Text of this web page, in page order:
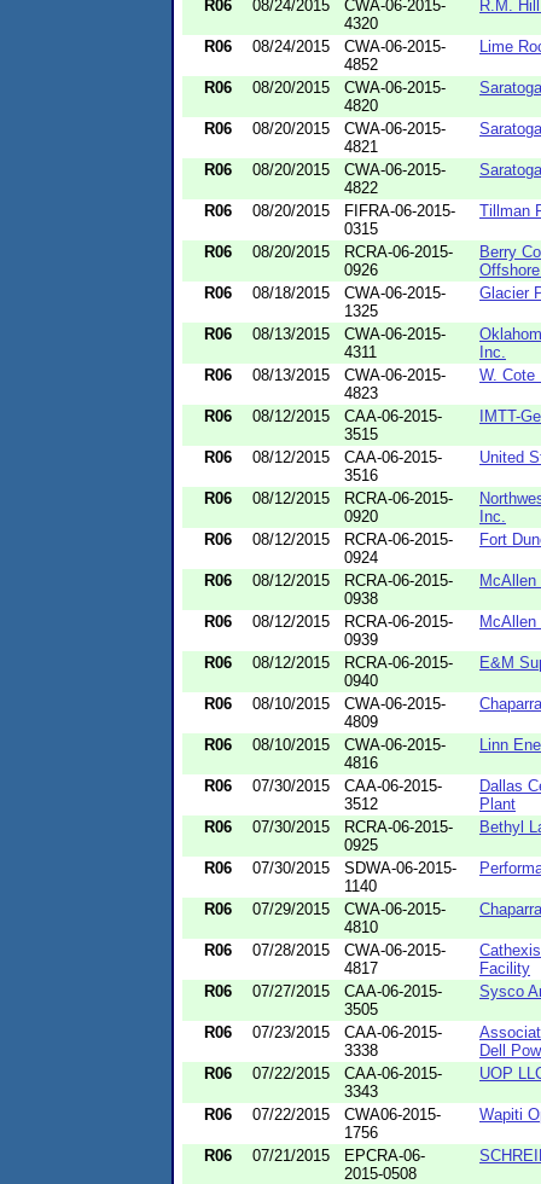
R06 08/24/2015
CWA-06-2015-
4320
R.M.
R06 08/24/2015
CWA-06-2015-
4852
Lime
R06 08/20/2015
CWA-06-2015-
4820
R06 08/20/2015
CWA-06-2015-
4821
R06 08/20/2015
CWA-06-2015-
4822
R06 08/20/2015
FIFRA-06-2015-
0315
Tillman
R06 08/20/2015
RCRA-06-2015-
0926
Berry
R06
08/18/2015
CWA-06-2015-
1325
Glacier
R06 08/13/2015
CWA-06-2015-
4311
Inc.
R06
08/13/2015
CWA-06-2015-
4823
W. Cote
R06 08/12/2015
CAA-06-2015-
3515
IMTT-
R06 08/12/2015
CAA-06-2015-
3516
United
R06 08/12/2015
RCRA-06-2015-
0920
Inc.
R06
08/12/2015
RCRA-06-2015-
0924
Fort
R06 08/12/2015
RCRA-06-2015-
0938
McAllen
R06 08/12/2015
RCRA-06-2015-
0939
McAllen
R06 08/12/2015
RCRA-06-2015-
0940
E&M
R06 08/10/2015
CWA-06-2015-
4809
R06 08/10/2015
CWA-06-2015-
4816
Linn
R06 07/30/2015
CAA-06-2015-
3512
Dallas
Plant
R06
07/30/2015
RCRA-06-2015-
0925
Bethyl
R06 07/30/2015
SDWA-06-2015-
1140
R06 07/29/2015
CWA-06-2015-
4810
R06 07/28/2015
CWA-06-2015-
4817
Facility
R06
07/27/2015
CAA-06-2015-
3505
Sysco
R06 07/23/2015
CAA-06-2015-
3338
Dell
R06
07/22/2015
CAA-06-2015-
3343
UOP
R06 07/22/2015
CWA06-2015-
1756
Wapiti
R06 07/21/2015
EPCRA-06-
2015-0508